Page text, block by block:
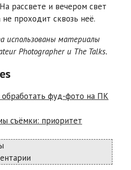
рассвете и вечером свет
проходит сквозь неё.
использованы материалы
Photographer и The Talks.
обработать фуд-фото на ПК
съёмки: приоритет